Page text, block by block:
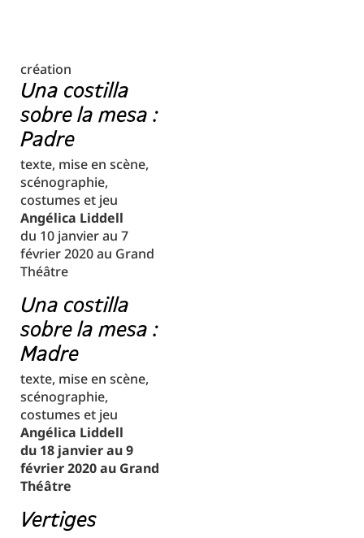
création
Una costilla
sobre la mesa :
Padre
texte, mise en scène,
scénographie,
costumes et jeu
Angélica Liddell
du 10 janvier au 7
février 2020 au Grand
Théâtre
Una costilla
sobre la mesa :
Madre
texte, mise en scène,
scénographie,
costumes et jeu
Angélica Liddell
du 18 janvier au 9
février 2020 au Grand
Théâtre
Vertiges